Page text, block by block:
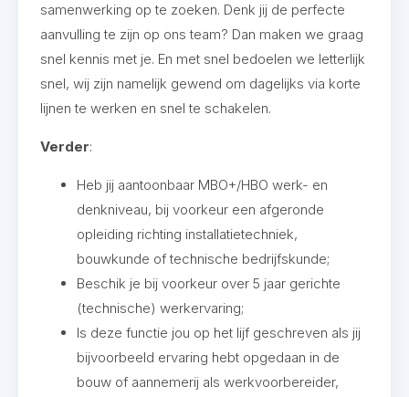
samenwerking op te zoeken. Denk jij de perfecte
aanvulling te zijn op ons team? Dan maken we graag
snel kennis met je. En met snel bedoelen we letterlijk
snel, wij zijn namelijk gewend om dagelijks via korte
lijnen te werken en snel te schakelen.
Verder:
Heb jij aantoonbaar MBO+/HBO werk- en
denkniveau, bij voorkeur een afgeronde
opleiding richting installatietechniek,
bouwkunde of technische bedrijfskunde;
Beschik je bij voorkeur over 5 jaar gerichte
(technische) werkervaring;
Is deze functie jou op het lijf geschreven als jij
bijvoorbeeld ervaring hebt opgedaan in de
bouw of aannemerij als werkvoorbereider,